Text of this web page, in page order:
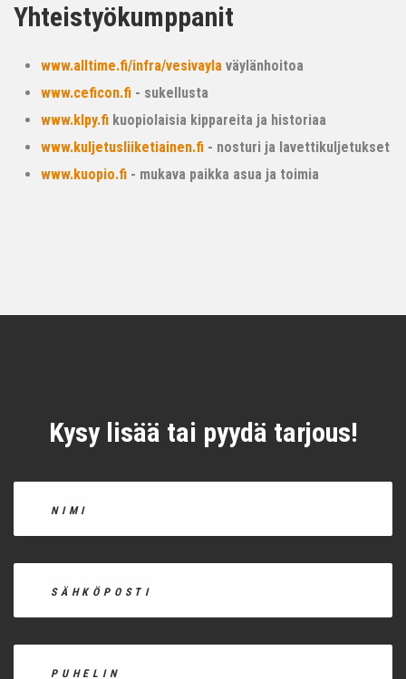
Yhteistyökumppanit
www.alltime.fi/infra/vesivayla väylänhoitoa
www.ceficon.fi - sukellusta
www.klpy.fi kuopiolaisia kippareita ja historiaa
www.kuljetusliiketiainen.fi - nosturi ja lavettikuljetukset
www.kuopio.fi - mukava paikka asua ja toimia
Kysy lisää tai pyydä tarjous!